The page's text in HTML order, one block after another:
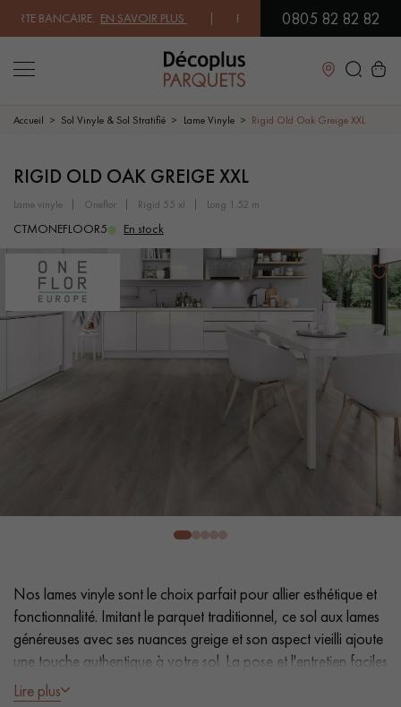
BANCAIRE.EN SAVOIR PLUS| PROFITEZ DE NOS PETITS PRIX .JE
0805 82 82 82
Fermer
LES RECHERCHES LES PLUS COURANTES
SOL PLAQUÉ BOIS VERITABLES PARQUETS À MOTIFS
PARQUET EN BOIS EXOTIQUE PARQUET VERNIS
PARQUET HUILÉ PARQUET EN BOIS BRUT
PARQUET FUMÉ
PARQUET EN CHÊNE
Nos conseillers sont disponibles au
0805 82 82 82
Accueil Sol Vinyle & Sol Stratifié Lame Vinyle Rigid Old Oak Greige XXL
RIGID OLD OAK GREIGE XXL
lame vinyle oneflor rigid 55 xl long 1.52 m
CTMONEFLOOR5 En stock
Nos lames vinyle sont le choix parfait pour allier esthétique et
fonctionnalité. Imitant le parquet traditionnel, ce sol aux lames
généreuses avec ses nuances greige et son aspect vieilli ajoute
une touche authentique à votre sol. La pose et l'entretien faciles
en font une solution pratique.
Lire plus